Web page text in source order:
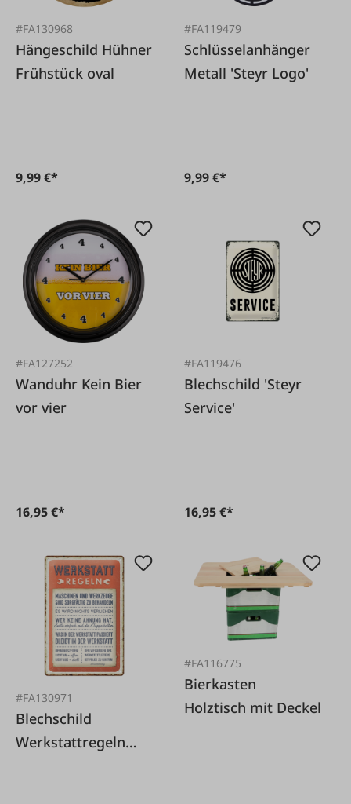
#FA130968
Hängeschild Hühner
Frühstück oval
9,99 €*
#FA119479
Schlüsselanhänger
Metall 'Steyr Logo'
9,99 €*
#FA127252
Wanduhr Kein Bier
vor vier
16,95 €*
#FA119476
Blechschild 'Steyr
Service'
16,95 €*
#FA130971
Blechschild
Werkstattregeln
#FA116775
Bierkasten
Holztisch mit Deckel